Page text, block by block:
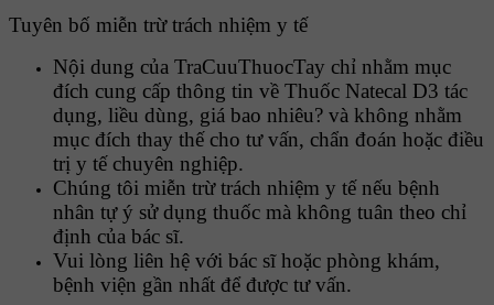
Tuyên bố miễn trừ trách nhiệm y tế
Nội dung của TraCuuThuocTay chỉ nhằm mục
đích cung cấp thông tin về Thuốc Natecal D3 tác
dụng, liều dùng, giá bao nhiêu? và không nhằm
mục đích thay thế cho tư vấn, chẩn đoán hoặc điều
trị y tế chuyên nghiệp.
Chúng tôi miễn trừ trách nhiệm y tế nếu bệnh
nhân tự ý sử dụng thuốc mà không tuân theo chỉ
định của bác sĩ.
Vui lòng liên hệ với bác sĩ hoặc phòng khám,
bệnh viện gần nhất để được tư vấn.